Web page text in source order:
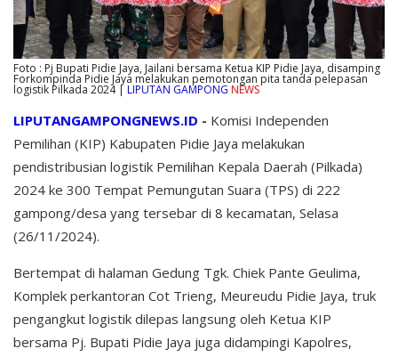
Foto : Pj Bupati Pidie Jaya, Jailani bersama Ketua KIP Pidie Jaya, disamping
Forkompinda Pidie Jaya melakukan pemotongan pita tanda pelepasan
logistik Pilkada 2024 | LIPUTAN GAMPONG NEWS
LIPUTANGAMPONGNEWS.ID - Komisi Independen
Pemilihan (KIP) Kabupaten Pidie Jaya melakukan
pendistribusian logistik Pemilihan Kepala Daerah (Pilkada)
2024 ke 300 Tempat Pemungutan Suara (TPS) di 222
gampong/desa yang tersebar di 8 kecamatan, Selasa
(26/11/2024).
Bertempat di halaman Gedung Tgk. Chiek Pante Geulima,
Komplek perkantoran Cot Trieng, Meureudu Pidie Jaya, truk
pengangkut logistik dilepas langsung oleh Ketua KIP
bersama Pj. Bupati Pidie Jaya juga didampingi Kapolres,